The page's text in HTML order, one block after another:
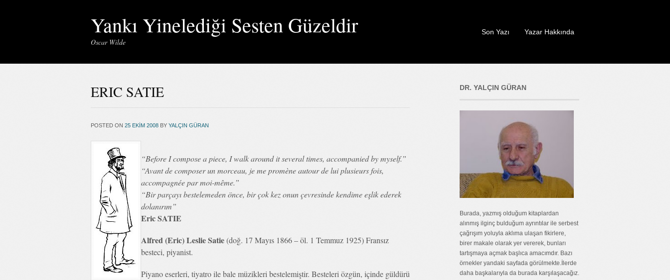
Yankı Yinelediği Sesten Güzeldir
Oscar Wilde
Son Yazı Yazar Hakkında
ERIC SATIE
POSTED ON 25 EKIM 2008 BY YALÇIN GÜRAN
“Before I compose a piece, I walk around it several times, accompanied by myself.”
“Avant de composer un morceau, je me promène autour de lui plusieurs fois,
accompagnée par moi-même.”
“Bir parçayı bestelemeden önce, bir çok kez onun çevresinde kendime eşlik ederek
dolanırım”
Eric SATIE
Alfred (Eric) Leslie Satie(doğ. 17 Mayıs 1866 – öl. 1 Temmuz 1925) Fransız
besteci, piyanist.
Piyano eserleri, tiyatro ile bale müzikleri bestelemiştir. Besteleri özgün, içinde güldürü
DR. YALÇIN GÜRAN
Burada, yazmış olduğum kitaplardan
alınmış ilginç bulduğum ayrıntılar ile serbest
çağrışım yoluyla aklıma ulaşan fikirlere,
birer makale olarak yer vererek, bunları
tartışmaya açmak başlıca amacımdır. Bazı
örnekler yandaki sayfada görülmekte.İlerde
daha başkalarıyla da burada karşılaşacağız.